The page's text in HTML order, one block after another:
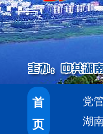
首
页
党
湖